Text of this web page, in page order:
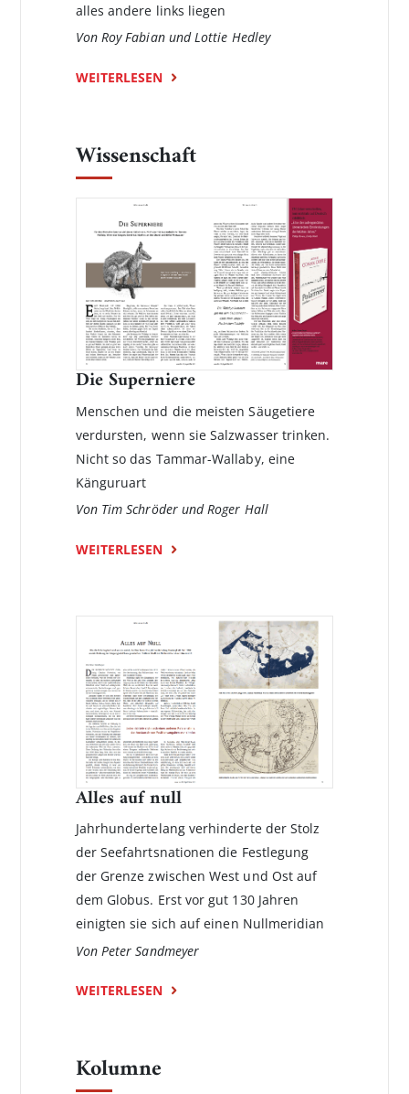
alles andere links liegen
Von Roy Fabian und Lottie Hedley
WEITERLESEN
Wissenschaft
Die Superniere
Menschen und die meisten Säugetiere
verdursten, wenn sie Salzwasser trinken.
Nicht so das Tammar-Wallaby, eine
Känguruart
Von Tim Schröder und Roger Hall
WEITERLESEN
Alles auf null
Jahrhundertelang verhinderte der Stolz
der Seefahrtsnationen die Festlegung
der Grenze zwischen West und Ost auf
dem Globus. Erst vor gut 130 Jahren
einigten sie sich auf einen Nullmeridian
Von Peter Sandmeyer
WEITERLESEN
Kolumne